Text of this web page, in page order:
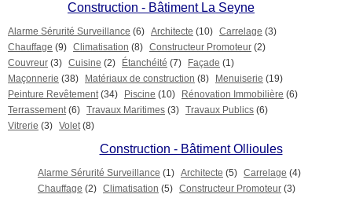
Construction - Bâtiment La Seyne
Alarme Sérurité Surveillance (6) Architecte (10) Carrelage (3)
Chauffage (9) Climatisation (8) Constructeur Promoteur (2)
Couvreur (3) Cuisine (2) Étanchéité (7) Façade (1)
Maçonnerie (38) Matériaux de construction (8) Menuiserie (19)
Peinture Revêtement (34) Piscine (10) Rénovation Immobilière (6)
Terrassement (6) Travaux Maritimes (3) Travaux Publics (6)
Vitrerie (3) Volet (8)
Construction - Bâtiment Ollioules
Alarme Sérurité Surveillance (1) Architecte (5) Carrelage (4)
Chauffage (2) Climatisation (5) Constructeur Promoteur (3)